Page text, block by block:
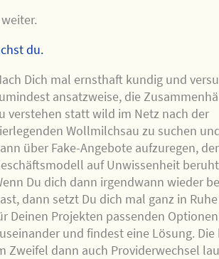
du.
Dich mal ernsthaft kundig und
ansatzweise, die
verstehen statt wild im Netz nach der
Wollmilchsau zu suchen
über Fake-Angebote aufzuregen,
auf Unwissenheit
Du dich dann irgendwann wieder
dann setzt Du dich mal ganz in
Deinen Projekten passenden Optionen
und findest eine Lösung. Die
Zweifel dann auch Providerwechsel